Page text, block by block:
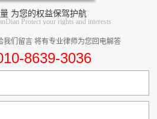
为您的权益保驾护航
Protect your rights and interests
们留言 将有专业律师为您回电解答
8639-3036